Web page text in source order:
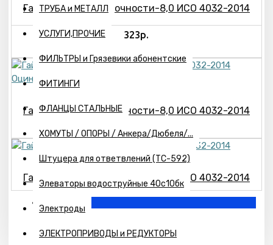
ТРУБА и МЕТАЛЛ
УСЛУГИ,ПРОЧИЕ
ФИЛЬТРЫ и Грязевики абонентские
ФИТИНГИ
ФЛАНЦЫ СТАЛЬНЫЕ
ХОМУТЫ / ОПОРЫ / Анкера/Дюбеля/...
Штуцера для ответвлений (ТС-592)
Элеваторы водоструйные 40с10бк
Электроды
ЭЛЕКТРОПРИВОДЫ и РЕДУКТОРЫ
Гайка М20 класс прочности-8,0 ИСО 4032-2014
323р.
Гайка М20 класс прочности-8,0 ИСО 4032-2014
Гайка М24 класс прочности-8,0 ИСО 4032-2014
3